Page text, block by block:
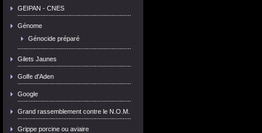
GEIPAN - CNES
Génome
Génocide préparé
Gilets Jaunes
Golfe d'Aden
Google
Grand rassemblement contre le N.O.M.
Grippe porcine ou aviaire